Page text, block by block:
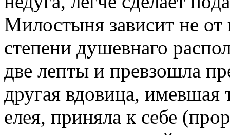
Милостыня зависит не от
степени душевнаго
две лепты и превзошла
другая вдовица, имевшая
елея, приняла к себе